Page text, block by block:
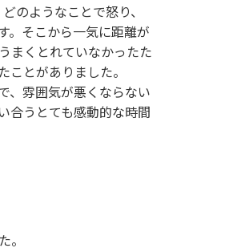
のようなことで怒り、
。そこから一気に距離が
まくとれていなかったた
とがありました。
、雰囲気が悪くならない
合うとても感動的な時間
。